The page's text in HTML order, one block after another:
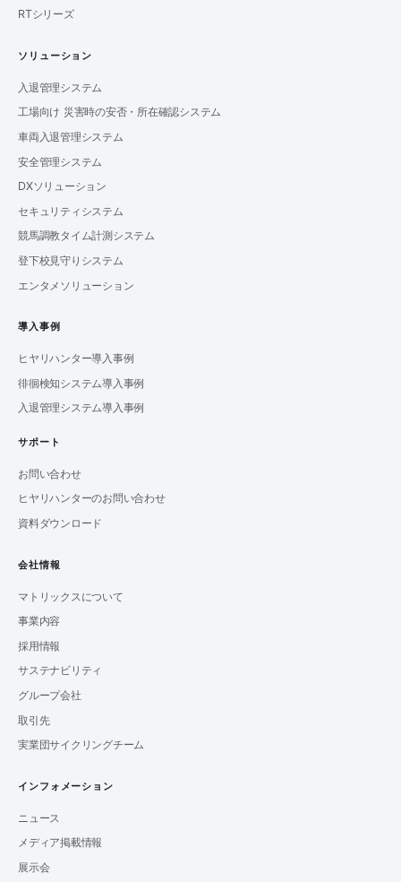
RTシリーズ
ソリューション
入退管理システム
工場向け 災害時の安否・所在確認システム
車両入退管理システム
安全管理システム
DXソリューション
セキュリティシステム
競馬調教タイム計測システム
登下校見守りシステム
エンタメソリューション
導入事例
ヒヤリハンター導入事例
徘徊検知システム導入事例
入退管理システム導入事例
サポート
お問い合わせ
ヒヤリハンターのお問い合わせ
資料ダウンロード
会社情報
マトリックスについて
事業内容
採用情報
サステナビリティ
グループ会社
取引先
実業団サイクリングチーム
インフォメーション
ニュース
メディア掲載情報
展示会